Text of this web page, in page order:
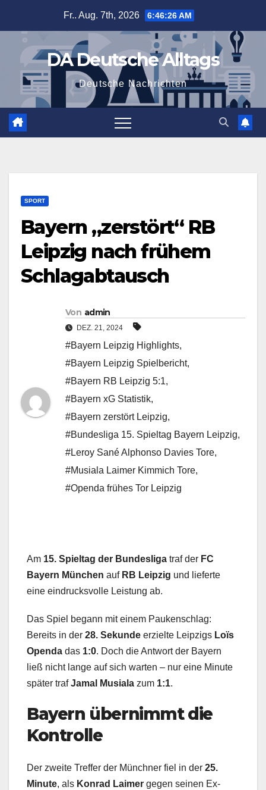
Fr.. Aug. 7th, 2026 6:46:27 AM
DA Deutsche Alltags
Deutsche Nachrichten
SPORT
Bayern „zerstört“ RB
Leipzig nach frühem
Schlagabtausch
Von admin
DEZ. 21, 2024
#Bayern Leipzig Highlights,
#Bayern Leipzig Spielbericht,
#Bayern RB Leipzig 5:1,
#Bayern xG Statistik,
#Bayern zerstört Leipzig,
#Bundesliga 15. Spieltag Bayern Leipzig,
#Leroy Sané Alphonso Davies Tore,
#Musiala Laimer Kimmich Tore,
#Openda frühes Tor Leipzig
Am 15. Spieltag der Bundesliga traf der FC
Bayern München auf RB Leipzig und lieferte
eine eindrucksvolle Leistung ab.
Das Spiel begann mit einem Paukenschlag:
Bereits in der 28. Sekunde erzielte Leipzigs Loïs
Openda das 1:0. Doch die Antwort der Bayern
ließ nicht lange auf sich warten – nur eine Minute
später trafJamal Musiala zum 1:1.
Bayern übernimmt die
Kontrolle
Der zweite Treffer der Münchner fiel in der 25.
Minute, als Konrad Laimer gegen seinen Ex-